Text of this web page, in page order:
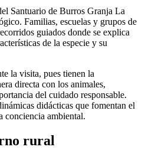
Santuario de Burros Granja La
Familias, escuelas y grupos de
guiados donde se explica
de la especie y su
la visita, pues tienen la
directa con los animales,
del cuidado responsable.
didácticas que fomentan el
conciencia ambiental.
rural